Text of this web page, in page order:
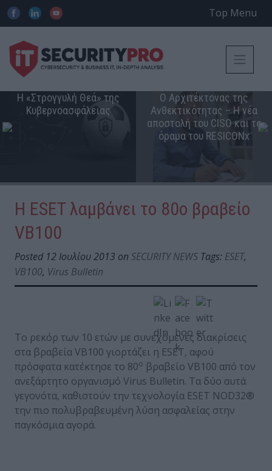
Top Menu
Η «Στρογγυλή Θεά» της
Κυβερνοασφάλειας
Ο Αρχιτέκτονας της
Ανθεκτικότητας – Η νέα
αποστολή του CISO και το
όραμα του RESICONx
Η ESET λαμβάνει το 80ο βραβείο
VB100
Posted 12 Ιουλίου 2013 on SECURITY NEWS Tags: ESET,
VB100, Virus Bulletin
Το ρεκόρ των 10 ετών με συνεχόμενες διακρίσεις
στα βραβεία VB100 γιορτάζει η ESET, αφού
πρόσφατα κατέκτησε το 80ο βραβείο VB100 από τον
ανεξάρτητο οργανισμό Virus Bulletin. Τα δύο αυτά
γεγονότα, καθιστούν την τεχνολογία ESET NOD32®
την πιο πολυβραβευμένη λύση ασφαλείας στην
παγκόσμια αγορά.